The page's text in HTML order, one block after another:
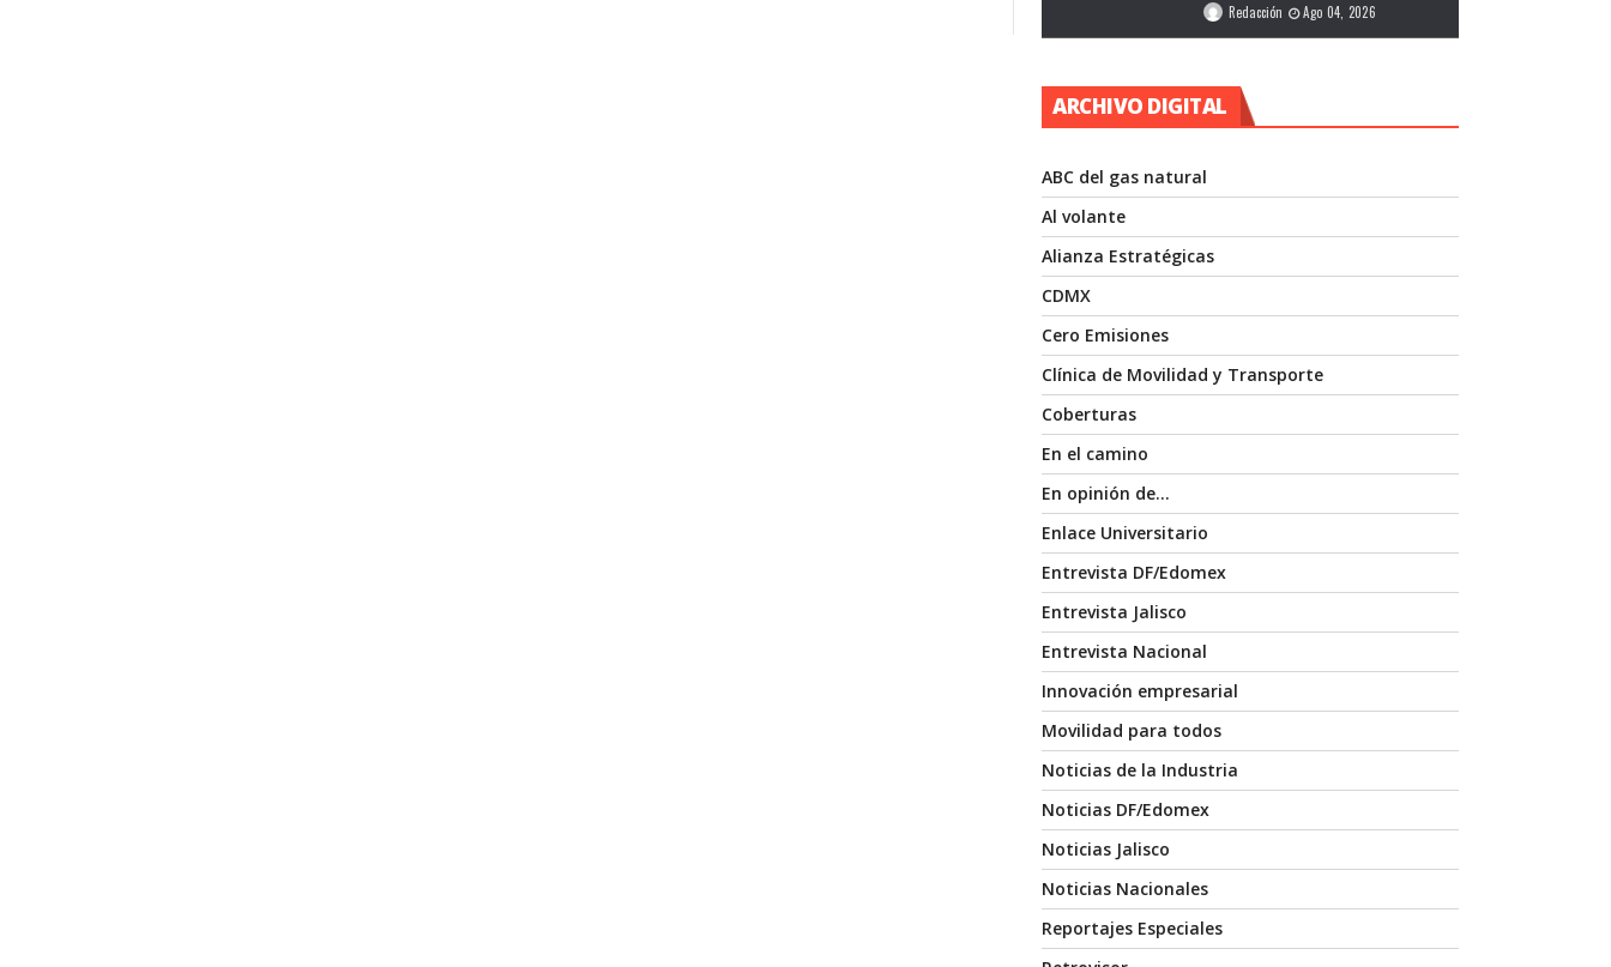
Redacción Ago 04, 2026
ARCHIVO DIGITAL
ABC del gas natural
Al volante
Alianza Estratégicas
CDMX
Cero Emisiones
Clínica de Movilidad y Transporte
Coberturas
En el camino
En opinión de…
Enlace Universitario
Entrevista DF/Edomex
Entrevista Jalisco
Entrevista Nacional
Innovación empresarial
Movilidad para todos
Noticias de la Industria
Noticias DF/Edomex
Noticias Jalisco
Noticias Nacionales
Reportajes Especiales